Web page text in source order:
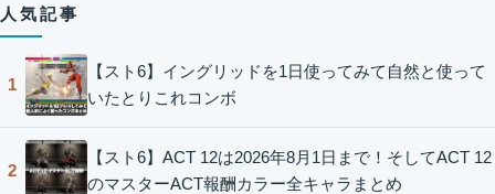
人気記事
1
【スト6】イングリッドを1日使ってみて自然と使って
いたとりこれコンボ
2
【スト6】ACT 12は2026年8月1日まで！そしてACT 12
のマスターACT報酬カラー全キャラまとめ